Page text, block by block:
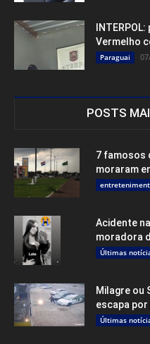
Vermelho
Paraguai
POSTS
7 famosos
moraram
Acidente
moradora
Últimas
Milagre ou
escapa
Últimas